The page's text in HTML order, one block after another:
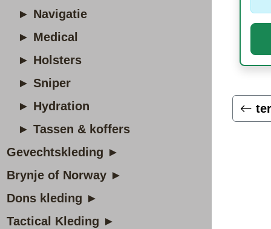
► Navigatie
► Medical
► Holsters
► Sniper
► Hydration
► Tassen & koffers
Gevechtskleding ►
Brynje of Norway ►
Dons kleding ►
Tactical Kleding ►